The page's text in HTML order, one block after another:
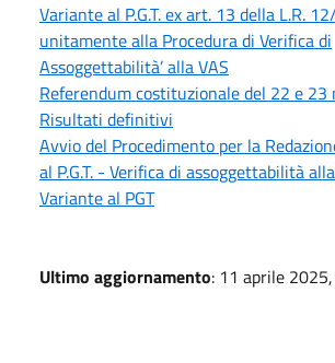
Variante al P.G.T. ex art. 13 della L.R.
unitamente alla Procedura di Verifica di
Assoggettabilità’ alla VAS
Referendum costituzionale del 22 e
Risultati definitivi
Avvio del Procedimento per la
al P.G.T. - Verifica di assoggettabilità
Variante al PGT
Ultimo aggiornamento: 11 aprile